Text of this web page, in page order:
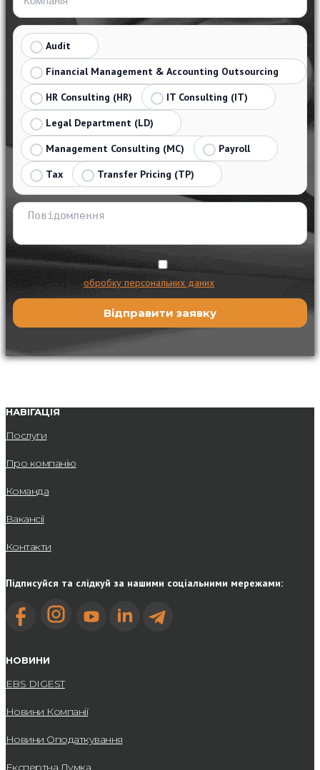
Audit
Financial Management & Accounting Outsourcing
HR Consulting (HR)
IT Consulting (IT)
Legal Department (LD)
Management Consulting (MC)
Payroll
Tax
Transfer Pricing (TP)
Я даю згоду наобробку персональних даних
НАВІГАЦІЯ
Послуги
Про компанію
Команда
Вакансії
Контакти
Підписуйся та слідкуй за нашими соціальними мережами:
НОВИНИ
EBS DIGEST
Новини Компанії
Новини Оподаткування
Експертна Думка